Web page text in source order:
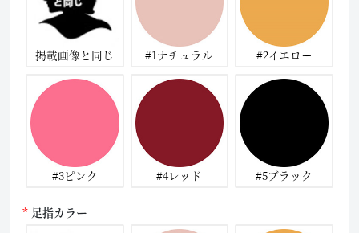
掲載画像と同じ #1ナチュラル #2イエロー
#3ピンク #4レッド #5ブラック
足指カラー